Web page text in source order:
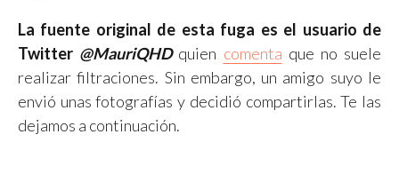
La fuente original de esta fuga es el usuario de
Twitter @MauriQHDquien comenta que no suele
realizar filtraciones. Sin embargo, un amigo suyo le
envió unas fotografías y decidió compartirlas. Te las
dejamos a continuación.